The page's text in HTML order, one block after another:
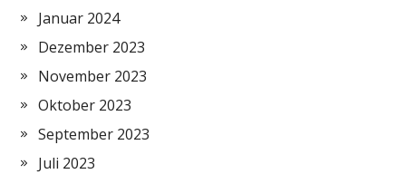
Januar 2024
Dezember 2023
November 2023
Oktober 2023
September 2023
Juli 2023